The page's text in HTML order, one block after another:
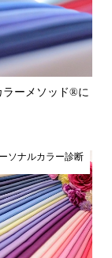
ラーメソッド®に
ソナルカラー診断